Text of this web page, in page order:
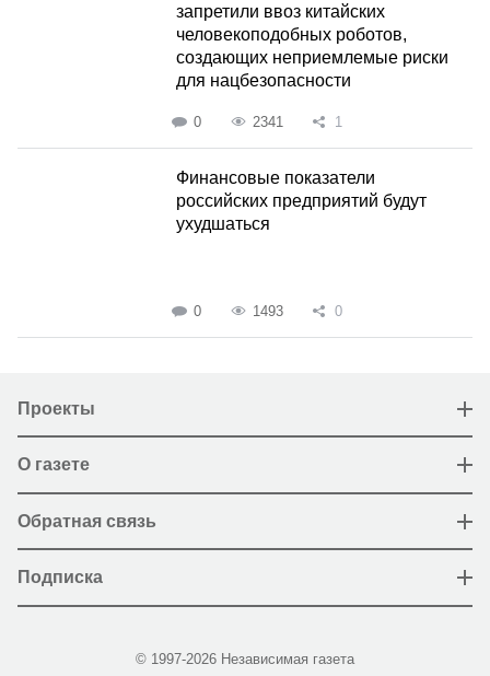
запретили ввоз китайских
человекоподобных роботов,
создающих неприемлемые риски
для нацбезопасности
0 2341 1
Финансовые показатели
российских предприятий будут
ухудшаться
0 1493 0
Проекты
О газете
Обратная связь
Подписка
© 1997-2026 Независимая газета